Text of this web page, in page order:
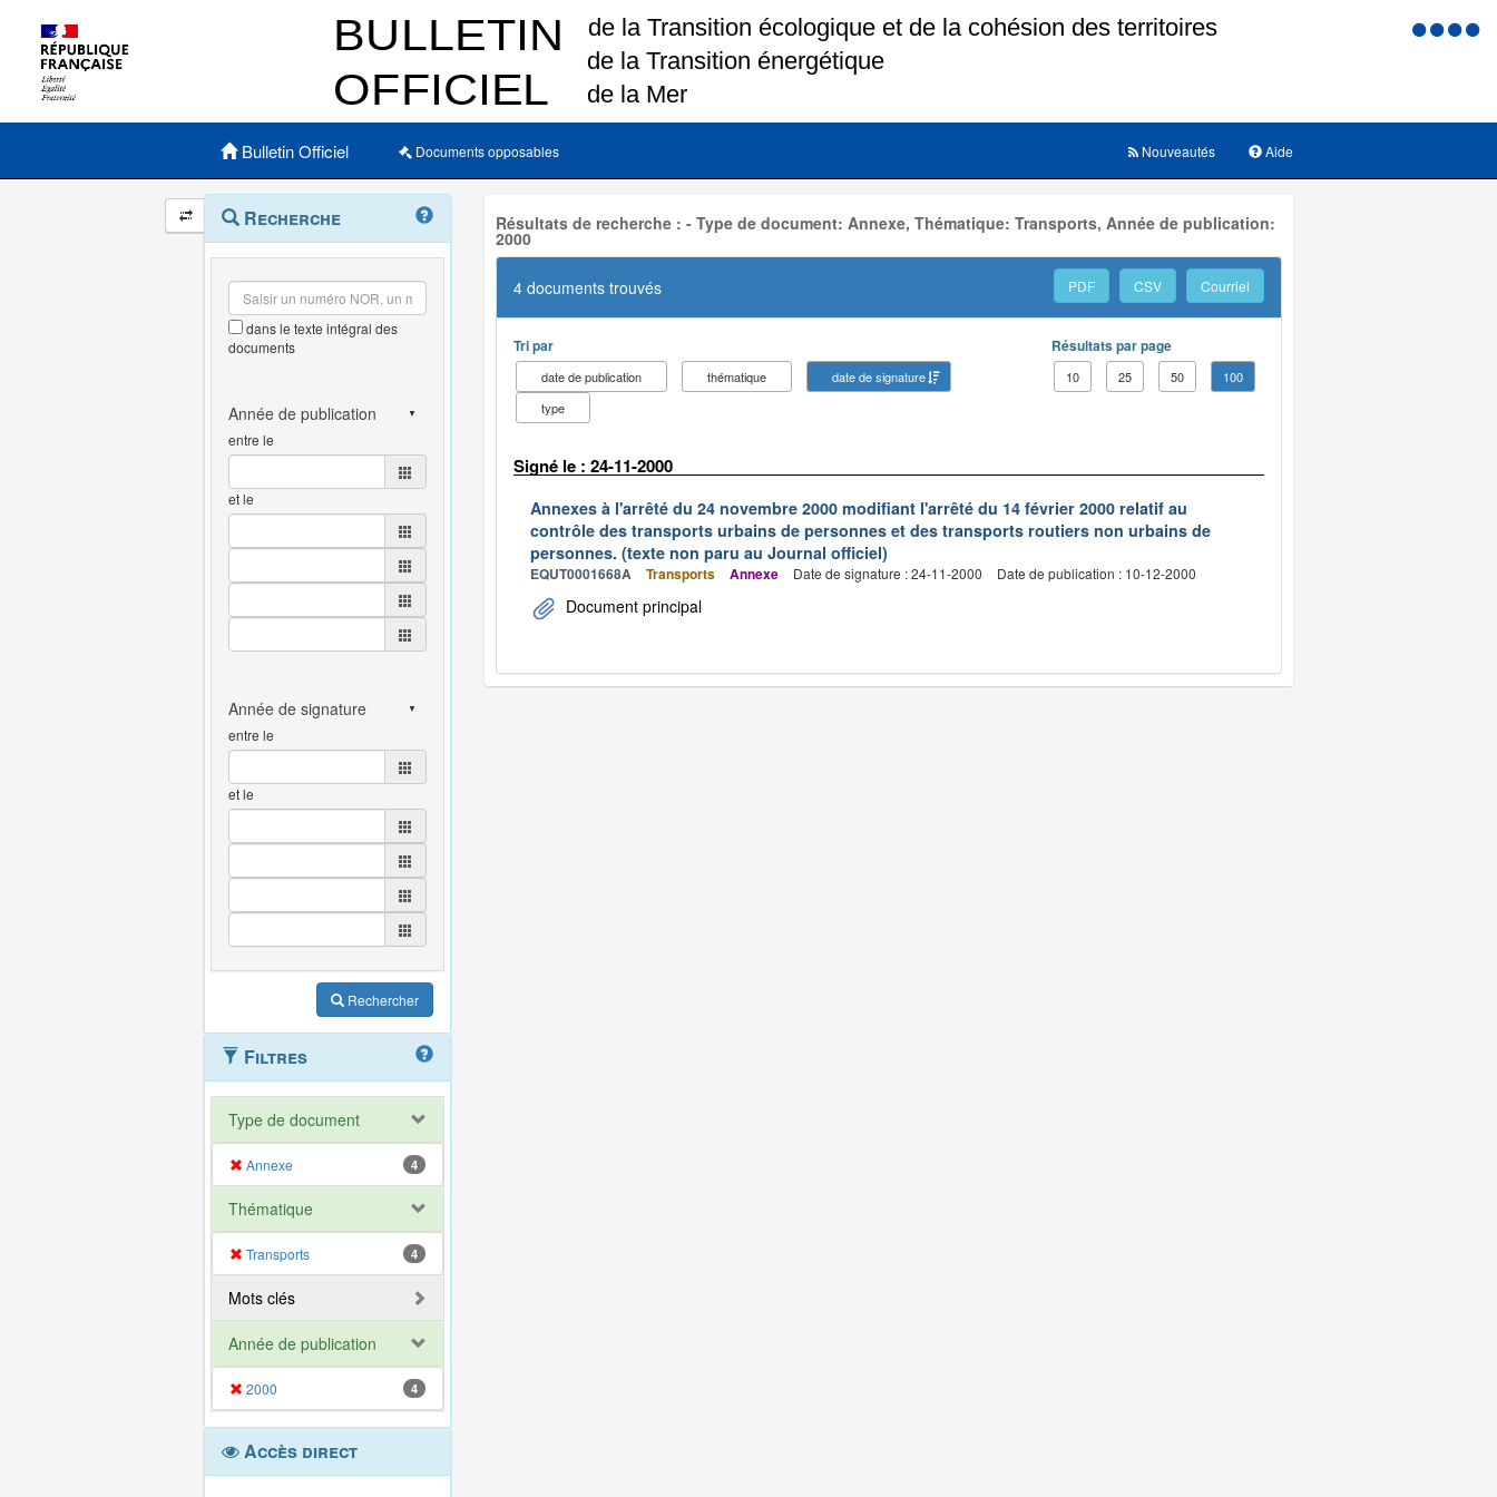
Menu
Menu principal
Bulletin Officiel Documents opposables Aide
Nouveautés
Navigation
et
outils
annexes
Menu
contextuel
Recherche
dans le texte intégral des
documents
entre le
et le
entre le
et le
Rechercher
Filtres
Type de document
Annexe 4
Thématique
Transports 4
Mots clés
Année de publication
2000 4
Accès direct
Résultats de recherche : - Type de document: Annexe, Thématique: Transports, Année de publication:
2000
4 documents trouvés PDF CSV Courriel
Tri par
date de publication thématique
date de signature
type
Résultats par page
10 25 50 100
Signé le : 24-11-2000
Annexes à l'arrêté du 24 novembre 2000 modifiant l'arrêté du 14 février 2000 relatif au
contrôle des transports urbains de personnes et des transports routiers non urbains de
personnes. (texte non paru au Journal officiel)
EQUT0001668A Transports Annexe Date de signature : 24-11-2000 Date de publication : 10-12-2000
Document principal